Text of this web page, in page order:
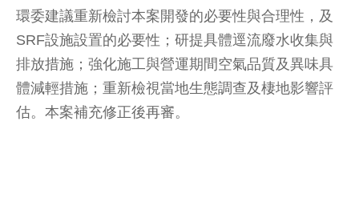
環委建議重新檢討本案開發的必要性與合理性，及
SRF設施設置的必要性；研提具體逕流廢水收集與
排放措施；強化施工與營運期間空氣品質及異味具
體減輕措施；重新檢視當地生態調查及棲地影響評
估。本案補充修正後再審。